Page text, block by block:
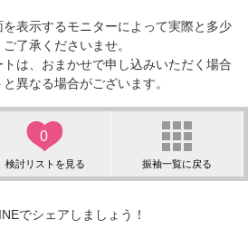
表示するモニターによって実際と多少
了承くださいませ。
は、おまかせで申し込みいただく場合
異なる場合がございます。
0
でシェアしましょう！